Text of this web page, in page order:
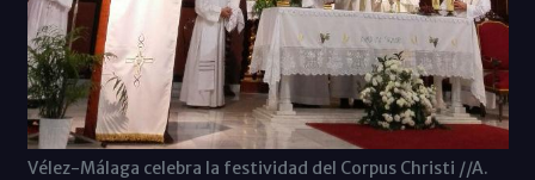
Vélez-Málaga celebra la festividad del Corpus Christi //A.